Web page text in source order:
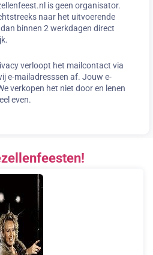
is geen organisator.
naar het uitvoerende
binnen 2 werkdagen direct
verloopt het mailcontact via
e-mailadresssen af. Jouw e-
verkopen het niet door en lenen
even.